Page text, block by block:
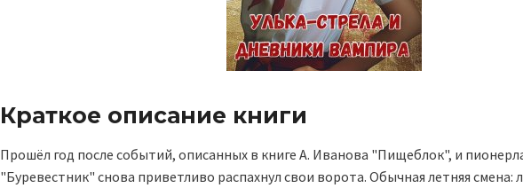
Краткое описание книги
Прошёл год после событий, описанных в книге А. Иванова "Пищеблок", и
"Буревестник" снова приветливо распахнул свои ворота. Обычная летняя смена: